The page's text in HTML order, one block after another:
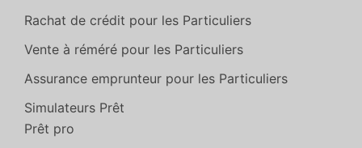
Rachat de crédit pour les Particuliers
Vente à réméré pour les Particuliers
Assurance emprunteur pour les Particuliers
Simulateurs Prêt
Prêt pro